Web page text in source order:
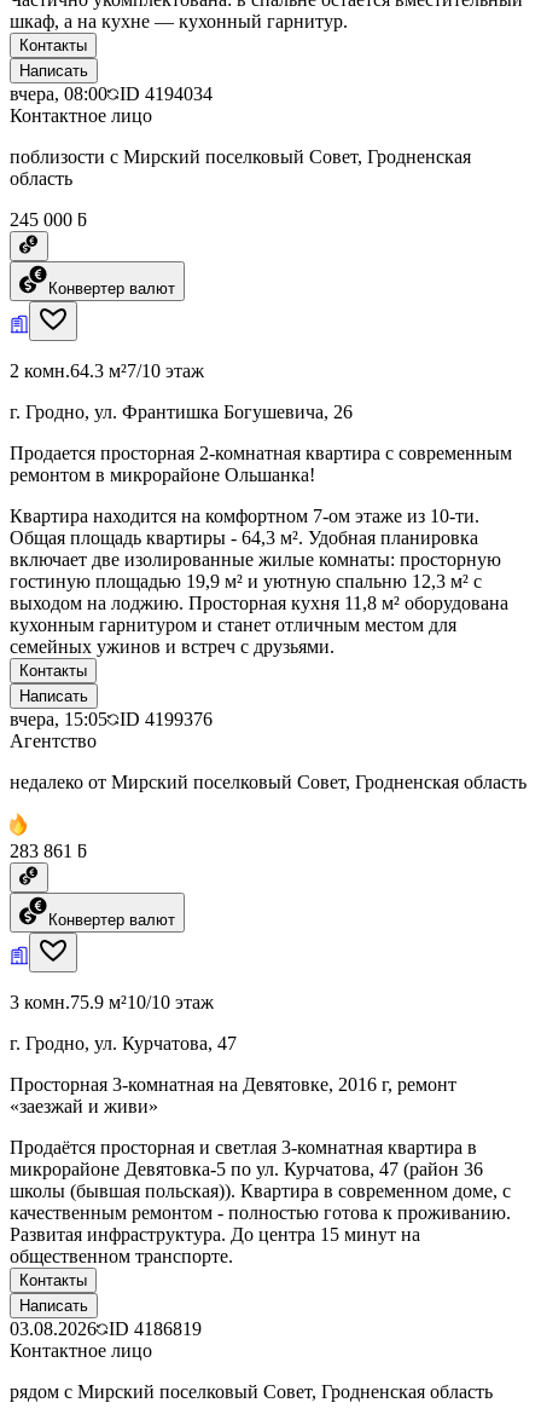
шкаф, а на кухне — кухонный гарнитур.
Контакты
Написать
вчера, 08:00 ID 4194034
Контактное лицо
поблизости с Мирский поселковый Совет, Гродненская
область
245 000 ƃ
Конвертер валют
2 комн.64.3 м²7/10 этаж
г. Гродно, ул. Франтишка Богушевича, 26
Продается просторная 2-комнатная квартира с современным
ремонтом в микрорайоне Ольшанка!
Квартира находится на комфортном 7-ом этаже из 10-ти.
Общая площадь квартиры - 64,3 м². Удобная планировка
включает две изолированные жилые комнаты: просторную
гостиную площадью 19,9 м² и уютную спальню 12,3 м² с
выходом на лоджию. Просторная кухня 11,8 м² оборудована
кухонным гарнитуром и станет отличным местом для
семейных ужинов и встреч с друзьями.
Контакты
Написать
вчера, 15:05 ID 4199376
Агентство
недалеко от Мирский поселковый Совет, Гродненская область
283 861 ƃ
Конвертер валют
3 комн.75.9 м²10/10 этаж
г. Гродно, ул. Курчатова, 47
Просторная 3-комнатная на Девятовке, 2016 г, ремонт
«заезжай и живи»
Продаётся просторная и светлая 3-комнатная квартира в
микрорайоне Девятовка-5 по ул. Курчатова, 47 (район 36
школы (бывшая польская)). Квартира в современном доме, с
качественным ремонтом - полностью готова к проживанию.
Развитая инфраструктура. До центра 15 минут на
общественном транспорте.
Контакты
Написать
03.08.2026 ID 4186819
Контактное лицо
рядом с Мирский поселковый Совет, Гродненская область